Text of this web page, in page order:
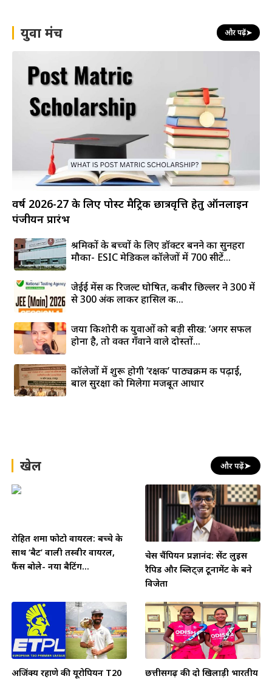
युवा मंच और पढ़ें➤
वर्ष 2026-27 के लिए पोस्ट मैट्रिक छात्रवृत्ति हेतु ऑनलाइन
पंजीयन प्रारंभ
श्रमिकों के बच्चों के लिए डॉक्टर बनने का सुनहरा
मौका- ESIC मेडिकल कॉलेजों में 700 सीटें...
जेईई मेंस की रिजल्ट घोषित, कबीर छिल्लर ने 300 में
से 300 अंक लाकर हासिल की...
जया किशोरी की युवाओं को बड़ी सीख: ‘अगर सफल
होना है, तो वक्त गँवाने वाले दोस्तों...
कॉलेजों में शुरू होगी ‘रक्षक’ पाठ्यक्रम की पढ़ाई,
बाल सुरक्षा को मिलेगा मजबूत आधार
खेल और पढ़ें➤
रोहित शर्मा फोटो वायरल: बच्चे के
साथ ‘बैट’ वाली तस्वीर वायरल,
फैंस बोले- नया बैटिंग...
चेस चैंपियन प्रज्ञानंद: सेंट लुइस
रैपिड और ब्लिट्ज़ टूर्नामेंट के बने
विजेता
अजिंक्य रहाणे की यूरोपियन T20
छत्तीसगढ़ की दो खिलाड़ी भारतीय